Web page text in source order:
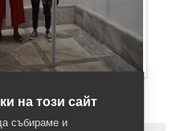
на този сайт
събираме и